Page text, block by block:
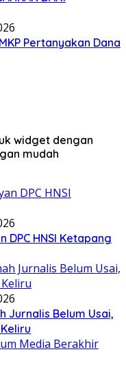
Pertanyakan Dana
widget dengan
mudah
DPC HNSI Ketapang
Jurnalis Belum Usai,